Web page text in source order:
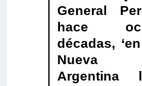
General
hace
décadas,
Nueva
Argentina